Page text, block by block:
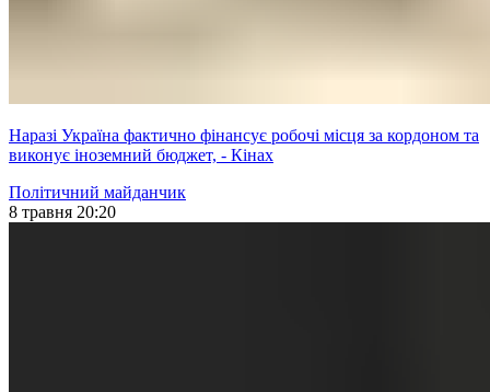
Наразі Україна фактично фінансує робочі місця за кордоном та
виконує іноземний бюджет, - Кінах
Політичний майданчик
8 травня 20:20